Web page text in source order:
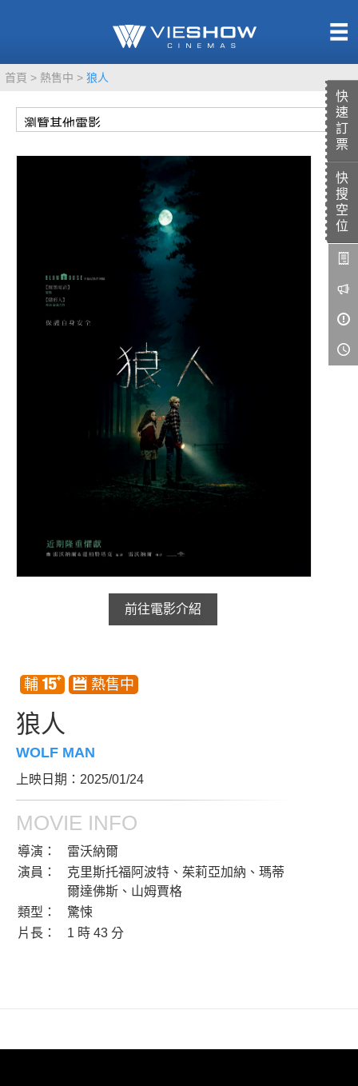
快
速
訂
票
快
搜
空
位
首頁 熱售中 狼人
前往電影介紹
狼人
WOLF MAN
上映日期：2025/01/24
MOVIE INFO
導演：
雷沃納爾
演員：
克里斯托福阿波特、茱莉亞加納、瑪蒂
爾達佛斯、山姆賈格
類型：
驚悚
片長：
1 時 43 分
GOLD CLASS
AD口述影像
LIVE演唱會
影城活動
會員Q&A